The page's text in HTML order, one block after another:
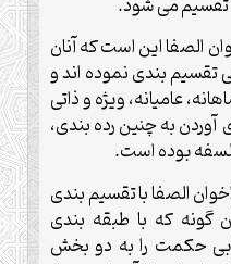
الصفا اين است كه آنان
بندى نموده اند و
عاميانه، ويژه و ذاتى
به چنين رده بندى،
بوده است.
الصفا با تقسيم بندى
گونه كه با طبقه بندى
حكمت را به دو بخش